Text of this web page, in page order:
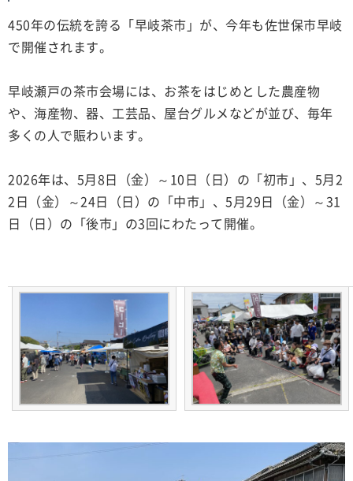
450年の伝統を誇る「早岐茶市」が、今年も佐世保市早岐
で開催されます。
早岐瀬戸の茶市会場には、お茶をはじめとした農産物
や、海産物、器、工芸品、屋台グルメなどが並び、毎年
多くの人で賑わいます。
2026年は、5月8日（金）～10日（日）の「初市」、5月2
2日（金）～24日（日）の「中市」、5月29日（金）～31
日（日）の「後市」の3回にわたって開催。